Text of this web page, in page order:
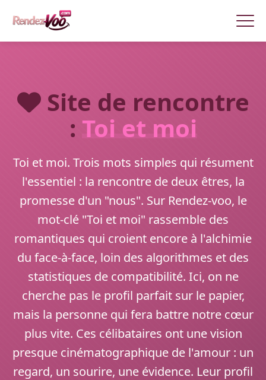
Site de rencontre
: Toi et moi
Toi et moi. Trois mots simples qui résument
l'essentiel : la rencontre de deux êtres, la
promesse d'un "nous". Sur Rendez-voo, le
mot-clé "Toi et moi" rassemble des
romantiques qui croient encore à l'alchimie
du face-à-face, loin des algorithmes et des
statistiques de compatibilité. Ici, on ne
cherche pas le profil parfait sur le papier,
mais la personne qui fera battre notre cœur
plus vite. Ces célibataires ont une vision
presque cinématographique de l'amour : un
regard, un sourire, une évidence. Leur profil